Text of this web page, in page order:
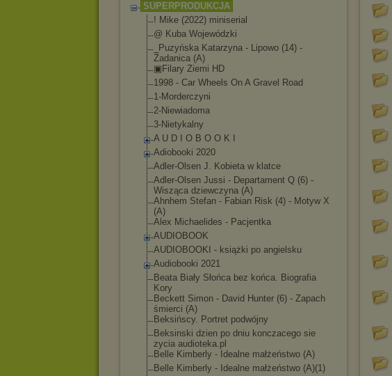
SUPERPRODUKCJA
! Mike (2022) miniserial
@ Kuba Wojewódzki
_Puzyńska Katarzyna - Lipowo (14) -
Żadanica (A)
▣Filary Ziemi HD
1998 - Car Wheels On A Gravel Road
1-Morderczyni
2-Niewiadoma
3-Nietykalny
A U D I O B O O K I
Adiobooki 2020
Adler-Olsen J. Kobieta w klatce
Adler-Olsen Jussi - Departament Q (6) -
Wisząca dziewczyna (A)
Ahnhem Stefan - Fabian Risk (4) - Motyw X
(A)
Alex Michaelides - Pacjentka
AUDIOBOOK
AUDIOBOOKI - książki po angielsku
Audiobooki 2021
Beata Biały Słońca bez końca. Biografia
Kory
Beckett Simon - David Hunter (6) - Zapach
śmierci (A)
Beksińscy. Portret podwójny
Beksinski dzien po dniu konczacego sie
zycia audioteka.pl
Belle Kimberly - Idealne małżeństwo (A)
Belle Kimberly - Idealne małżeństwo (A)(1)